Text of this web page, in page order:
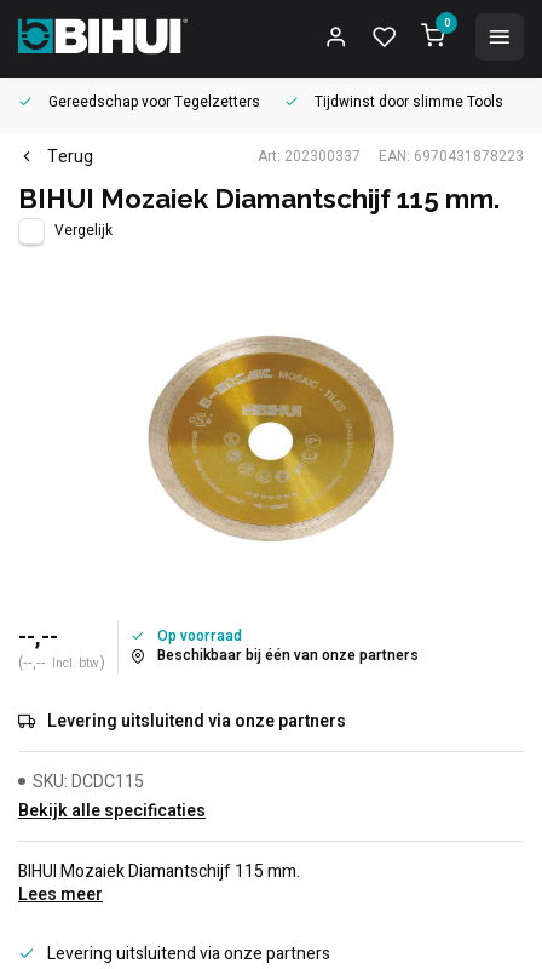
0
Gereedschap voorTegelzetters Tijdwinst door slimme Tools
Terug Art: 202300337 EAN: 6970431878223
BIHUI Mozaiek Diamantschijf 115 mm.
Vergelijk
--,--
(--,-- Incl. btw)
Op voorraad
Beschikbaar bij één van onze partners
Levering uitsluitend via onze partners
SKU: DCDC115
Bekijk alle specificaties
BIHUI Mozaiek Diamantschijf 115 mm.
Lees meer
Levering uitsluitend via onze partners